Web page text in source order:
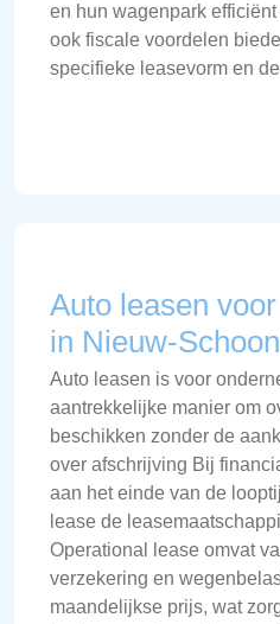
en hun wagenpark
ook fiscale voordelen
specifieke leasevorm en
Auto leasen
in Nieuw-
Auto leasen is voor
aantrekkelijke manier om
beschikken zonder de
over afschrijving Bij
aan het einde van de
lease de
Operational lease omvat
verzekering en
maandelijkse prijs, wat